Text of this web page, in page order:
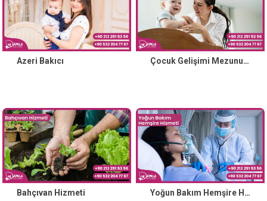
Azeri Bakıcı Çocuk Gelişimi Mezunu Bakıcı
Bahçıvan Hizmeti Yoğun Bakım Hemşire Hizmeti